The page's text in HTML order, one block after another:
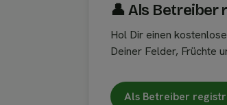
👤︎ Als Betreiber
Hol Dir einen
Deiner Felder, Früchte
Als Betreiber